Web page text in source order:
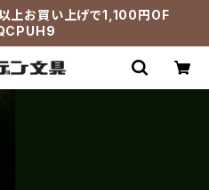
上お買い上げで1,100円OF